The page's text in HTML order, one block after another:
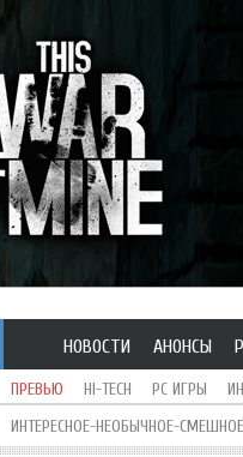
НОВОСТИ АНОНСЫ
ПРЕВЬЮ HI-TECH PC ИГРЫ
ИНТЕРЕСНОЕ-НЕОБЫЧНОЕ-